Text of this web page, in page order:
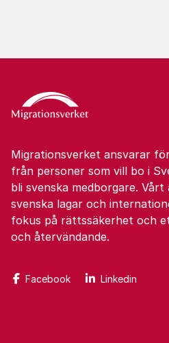
Migrationsverket ansvarar
från personer som vill bo i
bli svenska medborgare.
svenska lagar och
fokus på rättssäkerhet och
och återvändande.
Facebook Linkedin